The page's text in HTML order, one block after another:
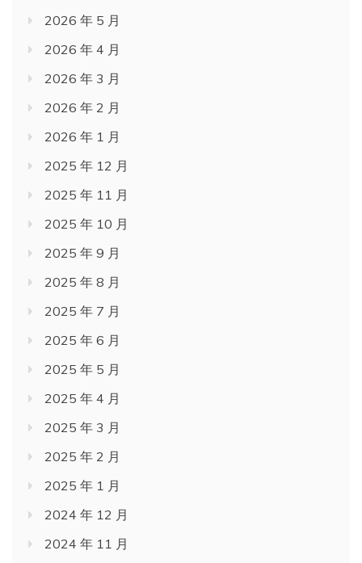
2026 年 5 月
2026 年 4 月
2026 年 3 月
2026 年 2 月
2026 年 1 月
2025 年 12 月
2025 年 11 月
2025 年 10 月
2025 年 9 月
2025 年 8 月
2025 年 7 月
2025 年 6 月
2025 年 5 月
2025 年 4 月
2025 年 3 月
2025 年 2 月
2025 年 1 月
2024 年 12 月
2024 年 11 月